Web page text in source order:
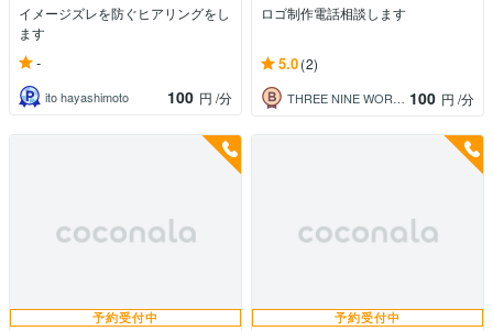
イメージズレを防ぐヒアリングをし
ます
-
ito hayashimoto 100 円 /分
ロゴ制作電話相談します
5.0(2)
THREE NINE WORKS Ltd 100 円 /分
予約受付中 予約受付中